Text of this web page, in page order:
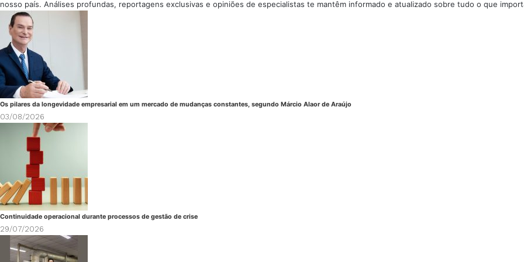
nosso país. Análises profundas, reportagens exclusivas e opiniões de especialistas te mantêm informado e atualizado sobre tudo o que
Os pilares da longevidade empresarial em um mercado de mudanças constantes, segundo Márcio Alaor de Araújo
03/08/2026
Continuidade operacional durante processos de gestão de crise
29/07/2026